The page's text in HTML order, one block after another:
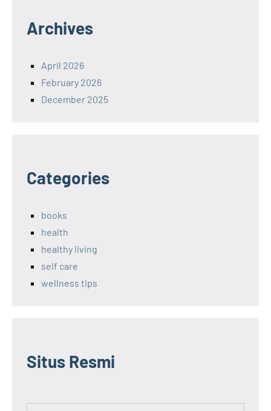
Archives
April 2026
February 2026
December 2025
Categories
books
health
healthy living
self care
wellness tips
Situs Resmi